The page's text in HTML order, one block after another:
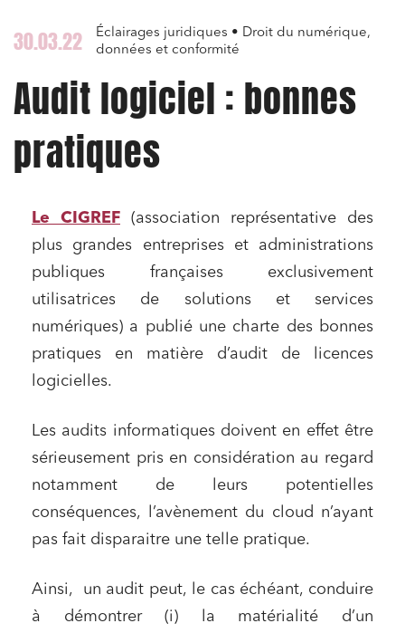
30.03.22
Éclairages juridiques • Droit du numérique,
données et conformité
Audit logiciel : bonnes
pratiques
Le CIGREF (association représentative des
plus grandes entreprises et administrations
publiques françaises exclusivement
utilisatrices de solutions et services
numériques) a publié une charte des bonnes
pratiques en matière d’audit de licences
logicielles.
Les audits informatiques doivent en effet être
sérieusement pris en considération au regard
notamment de leurs potentielles
conséquences, l’avènement du cloud n’ayant
pas fait disparaitre une telle pratique.
Ainsi, un audit peut, le cas échéant, conduire
à démontrer (i) la matérialité d’un